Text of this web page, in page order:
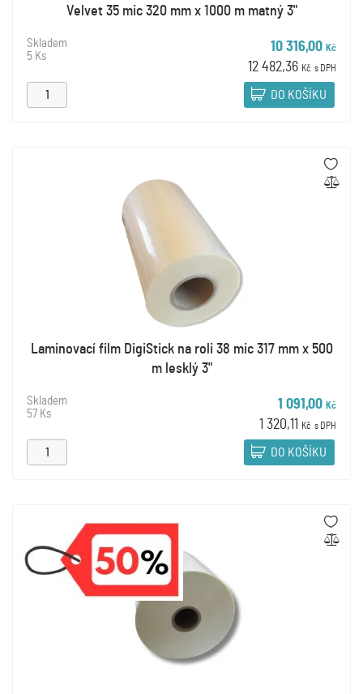
Velvet 35 mic 320 mm x 1000 m matný 3"
Skladem
5 Ks
10 316,00 Kč
12 482,36 Kč s DPH
DO KOŠÍKU
Laminovací film DigiStick na roli 38 mic 317 mm x 500
m lesklý 3"
Skladem
57 Ks
1 091,00 Kč
1 320,11 Kč s DPH
DO KOŠÍKU